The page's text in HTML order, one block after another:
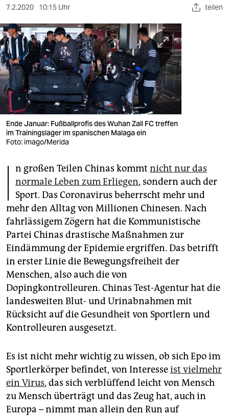
nord
wahrheit
verlag
verlag
veranstaltungen
shop
fragen & hilfe
unterstützen
abo
genossenschaft
epaper login
7.2.2020 10:15 Uhr teilen
Ende Januar: Fußballprofis des Wuhan Zall FC treffen
im Trainingslager im spanischen Malaga ein
Foto: imago/Merida
I n großen Teilen Chinas kommt nicht nur das
normale Leben zum Erliegen, sondern auch der
Sport. Das Coronavirus beherrscht mehr und
mehr den Alltag von Millionen Chinesen. Nach
fahrlässigem Zögern hat die Kommunistische
Partei Chinas drastische Maßnahmen zur
Eindämmung der Epidemie ergriffen. Das betrifft
in erster Linie die Bewegungsfreiheit der
Menschen, also auch die von
Dopingkontrolleuren. Chinas Test-Agentur hat die
landesweiten Blut- und Urinabnahmen mit
Rücksicht auf die Gesundheit von Sportlern und
Kontrolleuren ausgesetzt.
Es ist nicht mehr wichtig zu wissen, ob sich Epo im
Sportlerkörper befindet, von Interesseist vielmehr
ein Virus, das sich verblüffend leicht von Mensch
zu Mensch überträgt und das Zeug hat, auch in
Europa – nimmt man allein den Run auf